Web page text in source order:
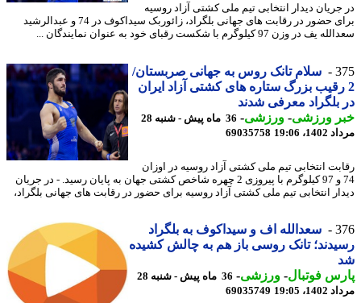
دیدار انتخابی تیم ملی کشتی آزاد روسیه
برای حضور در رقابت های جهانی بلگراد، زائوربک سیداکوف در 74 و عبدالرشید
وزن 97 کیلوگرم با شکست رقبای خود به عنوان نمایندگان ...
سلام تانک روس به جهانی صربستان/
رقیب بزرگ ستاره های کشتی آزاد ایران
بلگراد معرفی شدند
ورزشی-ورزشی-
36 ماه پیش - شنبه 28
19:06
69035758
انتخابی تیم ملی کشتی آزاد روسیه در اوزان
74 و 97 کیلوگرم با پیروزی 2 چهره شاخص کشتی جهان به پایان رسید. - در جریان
انتخابی تیم ملی کشتی آزاد روسیه برای حضور در رقابت های جهانی بلگراد،
سعدالله اف و سیداکوف به بلگراد
تانک روسی باز هم به چالش کشیده
فوتبال-ورزشی-
36 ماه پیش - شنبه 28
19:05
69035749